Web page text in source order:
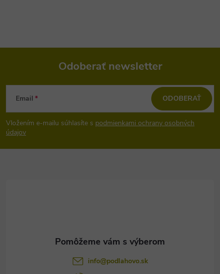
Z
á
p
Odoberať newsletter
Email
Vložením e-mailu súhlasíte s podmienkami ochrany osobných
údajov
ODOBERAŤ
info@podlahovo.sk